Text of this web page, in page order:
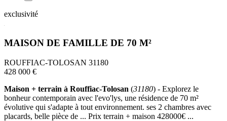
exclusivité
MAISON DE FAMILLE DE 70 M²
ROUFFIAC-TOLOSAN 31180
428 000 €
Maison + terrain à Rouffiac-Tolosan (31180) - Explorez le
bonheur contemporain avec l'evo'lys, une résidence de 70 m²
évolutive qui s'adapte à tout environnement. ses 2 chambres avec
placards, belle pièce de ... Prix terrain + maison 428000€ ...